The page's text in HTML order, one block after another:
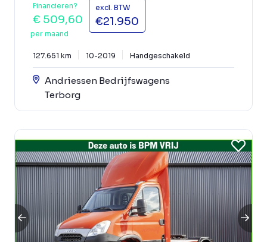
Financieren?
€ 509,60
per maand
excl. BTW
€21.950
127.651 km 10-2019 Handgeschakeld
Andriessen Bedrijfswagens
Terborg